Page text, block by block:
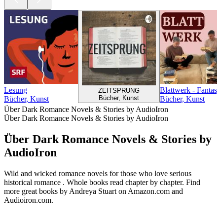
Lesung
Bücher, Kunst
ZEITSPRUNG
Bücher, Kunst
Blattwerk -
Bücher, Kunst
Über Dark Romance Novels & Stories by AudioIron
Über Dark Romance Novels & Stories by AudioIron
Über Dark Romance Novels & Stories by
AudioIron
Wild and wicked romance novels for those who love serious
historical romance . Whole books read chapter by chapter. Find
more great books by Andreya Stuart on Amazon.com and
Audioiron.com.